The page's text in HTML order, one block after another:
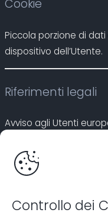
Cookie
Piccola porzione di
dispositivo dell’Utente.
Riferimenti legali
Avviso agli Utenti
è redatta in
della Direttiva n. 95/
Direttiva 2002/58/CE,
Questa informativa
Controllo dei